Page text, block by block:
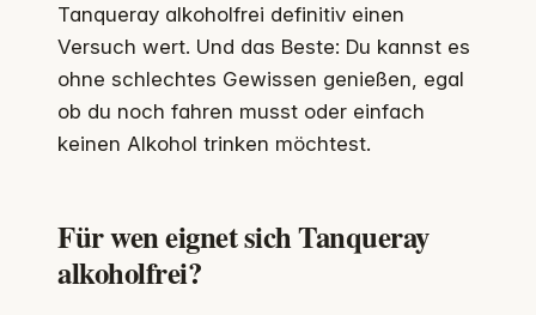
Tanqueray alkoholfrei definitiv einen
Versuch wert. Und das Beste: Du kannst es
ohne schlechtes Gewissen genießen, egal
ob du noch fahren musst oder einfach
keinen Alkohol trinken möchtest.
Für wen eignet sich Tanqueray
alkoholfrei?